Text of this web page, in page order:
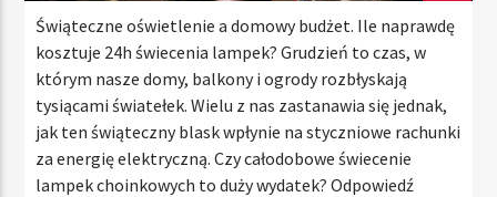
Radio Strefa Muzy
Świąteczne oświetlenie a domowy budżet. Ile naprawdę
kosztuje 24h świecenia lampek? Grudzień to czas, w
którym nasze domy, balkony i ogrody rozbłyskają
tysiącami światełek. Wielu z nas zastanawia się jednak,
jak ten świąteczny blask wpłynie na styczniowe rachunki
za energię elektryczną. Czy całodobowe świecenie
lampek choinkowych to duży wydatek? Odpowiedź